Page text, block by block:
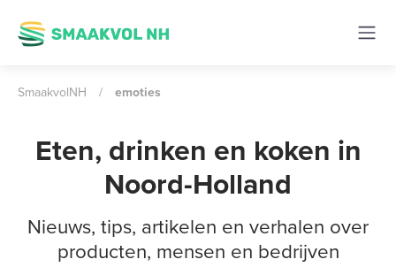
SmaakvolNH / emoties
Eten, drinken en koken in
Noord-Holland
Nieuws, tips, artikelen en verhalen over
producten, mensen en bedrijven